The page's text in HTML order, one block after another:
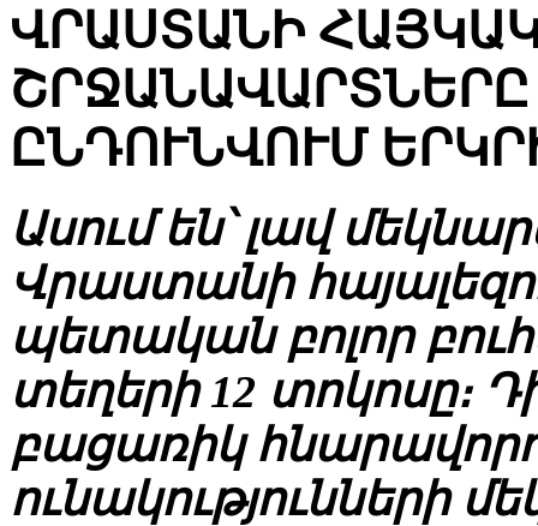
ՎՐԱՍՏԱՆԻ
ԸՆԴՈՒՆՎՈՒՄ
Ասում են՝ լավ
Վրաստանի
պետական բոլոր
տեղերի 12 տոկոսը։
բացառիկ
ունակությունների